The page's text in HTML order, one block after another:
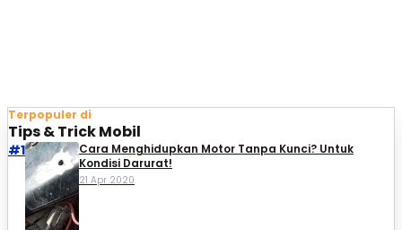
Terpopuler di
Tips & Trick Mobil
#1
Cara Menghidupkan Motor Tanpa Kunci? Untuk
Kondisi Darurat!
21 Apr 2020